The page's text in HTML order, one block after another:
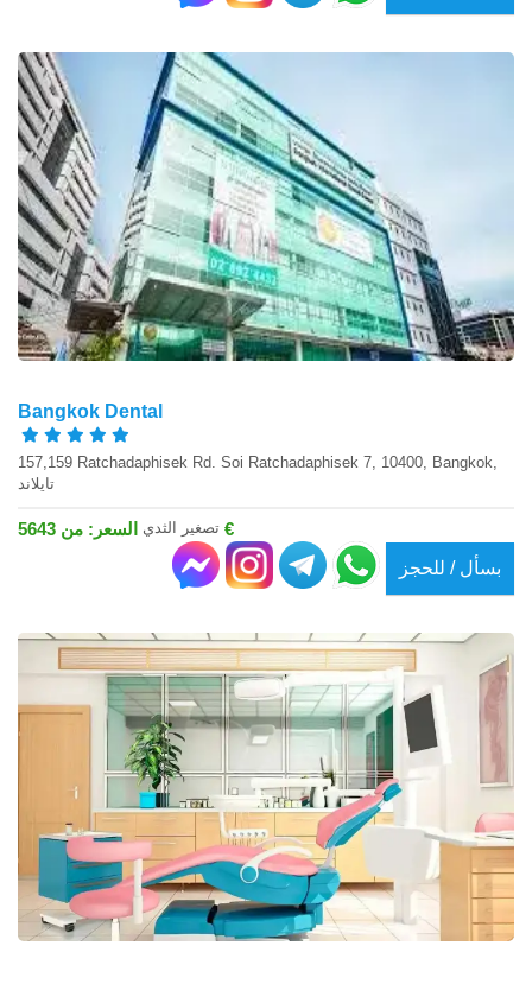
Bangkok Dental
157,159 Ratchadaphisek Rd. Soi Ratchadaphisek 7, 10400, Bangkok,
تايلاند
تصغير الثدي السعر: من 5643 €
بسأل / للحجز